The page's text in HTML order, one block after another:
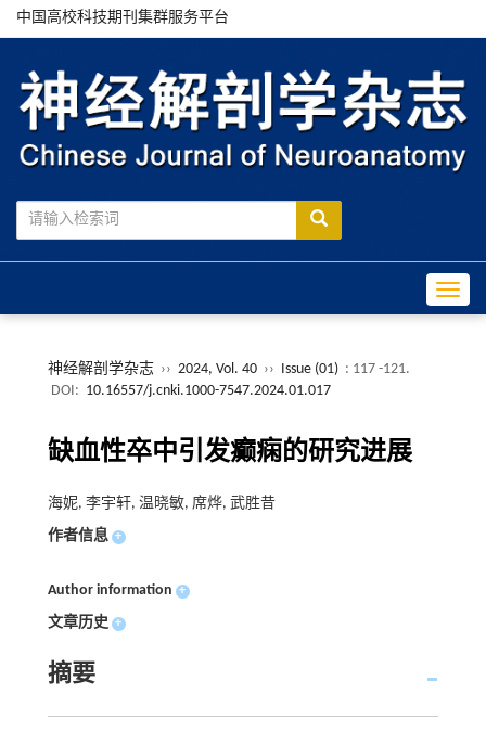
中国高校科技期刊集群服务平台
神经解剖学杂志 ›› 2024, Vol. 40 ›› Issue (01) : 117 -121.
DOI: 10.16557/j.cnki.1000-7547.2024.01.017
缺血性卒中引发癫痫的研究进展
海妮, 李宇轩, 温晓敏, 席烨, 武胜昔
作者信息 +
Author information +
文章历史 +
摘要